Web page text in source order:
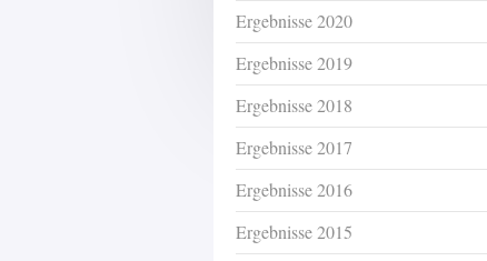
Ergebnisse 2020
Ergebnisse 2019
Ergebnisse 2018
Ergebnisse 2017
Ergebnisse 2016
Ergebnisse 2015